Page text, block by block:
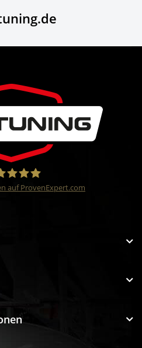
auf ProvenExpert.com